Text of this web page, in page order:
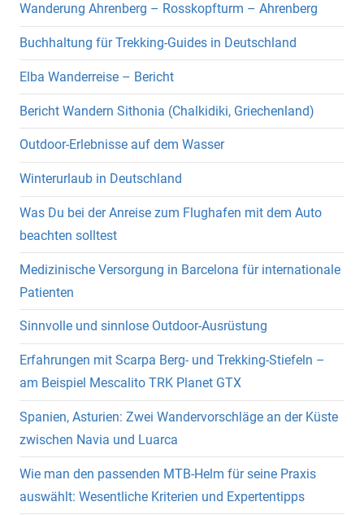
Wanderung Ahrenberg – Rosskopfturm – Ahrenberg
Buchhaltung für Trekking-Guides in Deutschland
Elba Wanderreise – Bericht
Bericht Wandern Sithonia (Chalkidiki, Griechenland)
Outdoor-Erlebnisse auf dem Wasser
Winterurlaub in Deutschland
Was Du bei der Anreise zum Flughafen mit dem Auto
beachten solltest
Medizinische Versorgung in Barcelona für internationale
Patienten
Sinnvolle und sinnlose Outdoor-Ausrüstung
Erfahrungen mit Scarpa Berg- und Trekking-Stiefeln –
am Beispiel Mescalito TRK Planet GTX
Spanien, Asturien: Zwei Wandervorschläge an der Küste
zwischen Navia und Luarca
Wie man den passenden MTB-Helm für seine Praxis
auswählt: Wesentliche Kriterien und Expertentipps